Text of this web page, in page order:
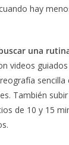
hay
una
videos
sencilla
También
de 10 y 15